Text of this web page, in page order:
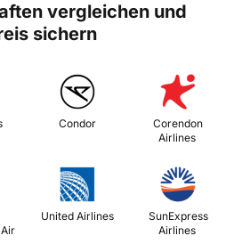
vergleichen und
sichern
Condor
Corendon
Airlines
United Airlines
Airlines